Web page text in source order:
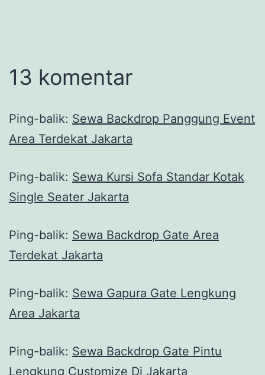
13 komentar
Ping-balik: Sewa Backdrop Panggung Event
Area Terdekat Jakarta
Ping-balik: Sewa Kursi Sofa Standar Kotak
Single Seater Jakarta
Ping-balik: Sewa Backdrop Gate Area
Terdekat Jakarta
Ping-balik: Sewa Gapura Gate Lengkung
Area Jakarta
Ping-balik: Sewa Backdrop Gate Pintu
Lengkung Customize Di Jakarta